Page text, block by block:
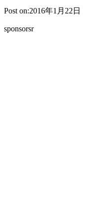
Post on:2016年1月22日
sponsorsr